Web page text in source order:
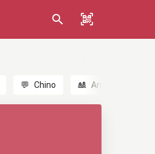
💬 Chino 🎎 Anime